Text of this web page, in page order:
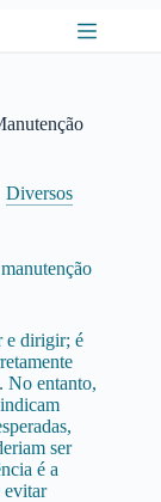
Diversos
e dirigir; é
No entanto,
ser
é a
evitar